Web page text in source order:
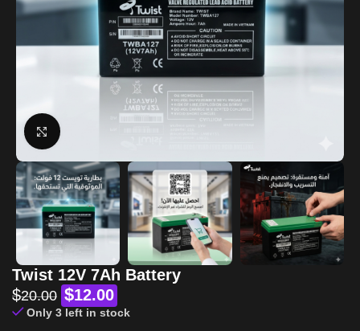
Click to enlarge
Twist 12V 7Ah Battery
$20.00 $12.00
Only 3 left in stock